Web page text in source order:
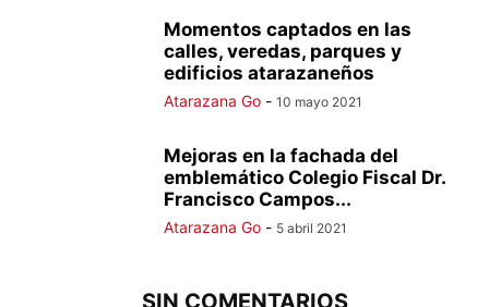
Momentos captados en las
calles, veredas, parques y
edificios atarazaneños
Atarazana Go - 10 mayo 2021
Mejoras en la fachada del
emblemático Colegio Fiscal Dr.
Francisco Campos...
Atarazana Go - 5 abril 2021